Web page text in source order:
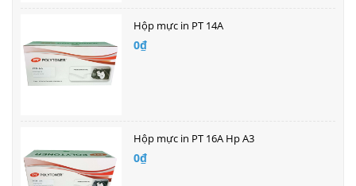
Hộp mực in PT 14A
0₫
Hộp mực in PT 16A Hp A3
0₫